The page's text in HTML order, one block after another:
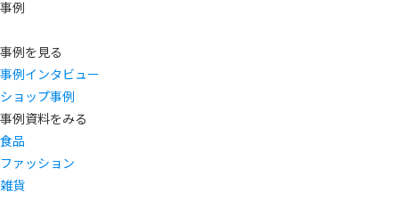
事例
事例を見る
事例インタビュー
ショップ事例
事例資料をみる
食品
ファッション
雑貨